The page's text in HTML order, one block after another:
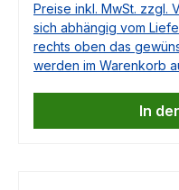
Gutachten. Die
Nabendeckel und
passenden
dieser Seite als
Komplettrad ist
um welches
Preise inkl. MwSt. zzgl.
sich abhängig vom
rechts oben das
werden im Warenkorb
In